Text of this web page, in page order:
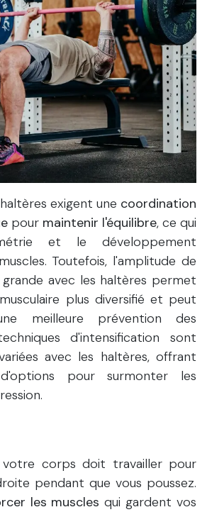
exigent une coordination
pour maintenir l'équilibre, ce qui
et le développement
Toutefois, l'amplitude de
avec les haltères permet
plus diversifié et peut
meilleure prévention des
d'intensification sont
avec les haltères, offrant
pour surmonter les
votre corps doit travailler pour
pendant que vous poussez.
les muscles qui gardent vos